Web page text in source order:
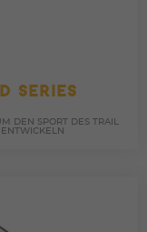
SERIES
DEN SPORT DES TRAIL